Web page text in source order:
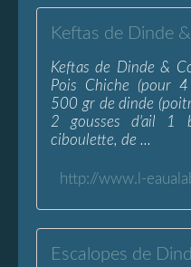
Keftas de Dinde &
Pois Chiche (pour 4
500 gr de dinde
2 gousses d'ail 1
ciboulette, de ...